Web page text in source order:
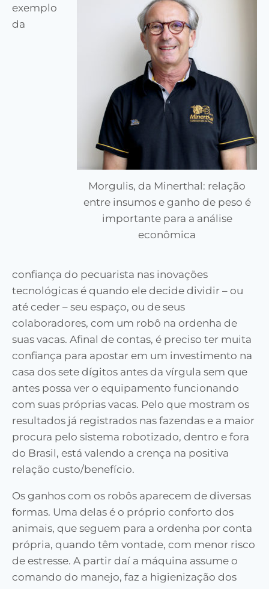
Morgulis, da Minerthal: relação
entre insumos e ganho de peso é
importante para a análise
econômica
exemplo
da
confiança do pecuarista nas inovações
tecnológicas é quando ele decide dividir – ou
até ceder – seu espaço, ou de seus
colaboradores, com um robô na ordenha de
suas vacas. Afinal de contas, é preciso ter muita
confiança para apostar em um investimento na
casa dos sete dígitos antes da vírgula sem que
antes possa ver o equipamento funcionando
com suas próprias vacas. Pelo que mostram os
resultados já registrados nas fazendas e a maior
procura pelo sistema robotizado, dentro e fora
do Brasil, está valendo a crença na positiva
relação custo/benefício.
Os ganhos com os robôs aparecem de diversas
formas. Uma delas é o próprio conforto dos
animais, que seguem para a ordenha por conta
própria, quando têm vontade, com menor risco
de estresse. A partir daí a máquina assume o
comando do manejo, faz a higienização dos